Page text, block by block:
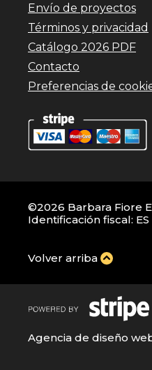
Envío de proyectos
Términos y privacidad
Catálogo 2026 PDF
Contacto
Preferencias de
©2026 Barbara Fiore
Identificación fiscal: ES
Volver arriba
Agencia de diseño